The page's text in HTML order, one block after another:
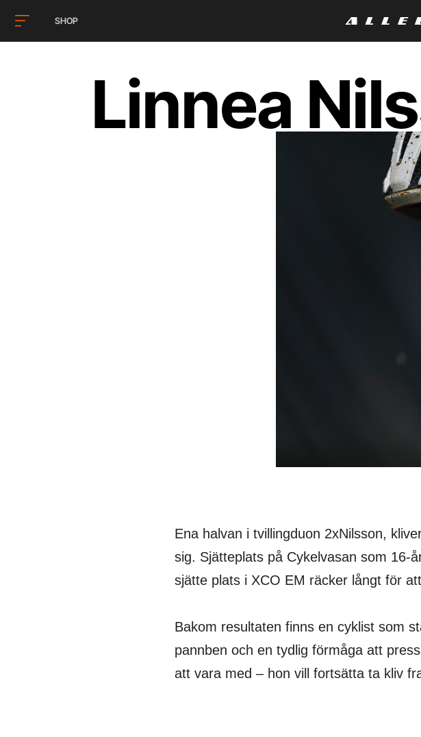
SHOP
Linnea
Ena halvan i tvillingduon 2xNilsson,
sig. Sjätteplats på Cykelvasan som 16-
sjätte plats i XCO EM räcker långt för
Bakom resultaten finns en cyklist som
pannben och en tydlig förmåga att
att vara med – hon vill fortsätta ta kliv